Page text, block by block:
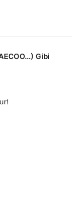
Gibi